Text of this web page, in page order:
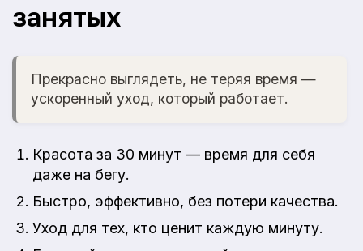
занятых
Прекрасно выглядеть, не теряя время —
ускоренный уход, который работает.
Красота за 30 минут — время для себя
даже на бегу.
Быстро, эффективно, без потери качества.
Уход для тех, кто ценит каждую минуту.